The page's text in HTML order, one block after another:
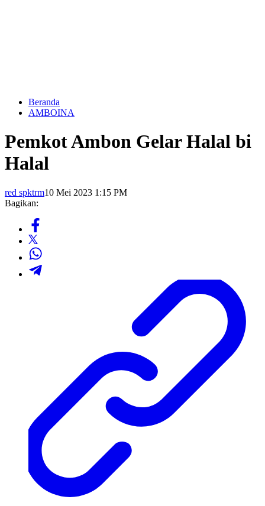
Beranda
AMBOINA
Pemkot Ambon Gelar Halal bi
Halal
red spktrm10 Mei 2023 1:15 PM
Bagikan: